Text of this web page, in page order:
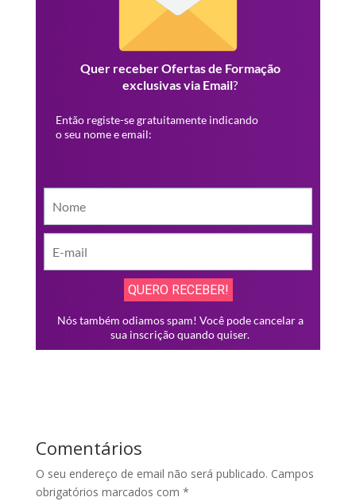
Comentários
O seu endereço de email não será publicado. Campos
obrigatórios marcados com *